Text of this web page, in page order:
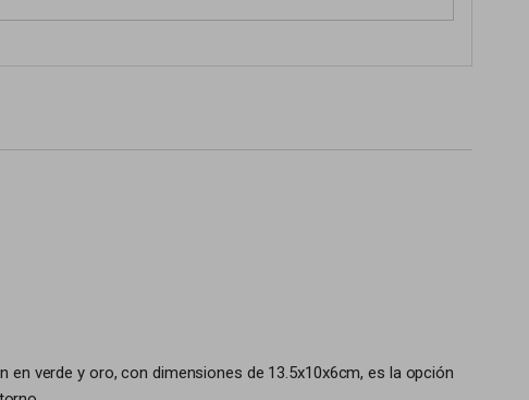
verde y oro, con dimensiones de 13.5x10x6cm, es la opción